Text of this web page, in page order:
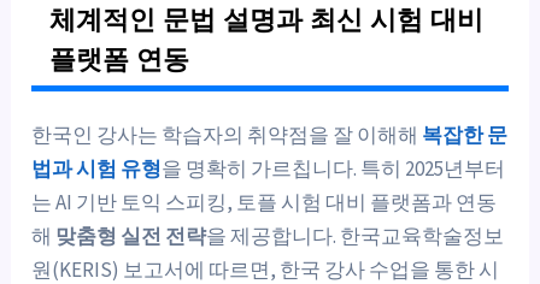
체계적인 문법 설명과 최신 시험 대비
플랫폼 연동
한국인 강사는 학습자의 취약점을 잘 이해해 복잡한 문
법과 시험 유형을 명확히 가르칩니다. 특히 2025년부터
는 AI 기반 토익 스피킹, 토플 시험 대비 플랫폼과 연동
해 맞춤형 실전 전략을 제공합니다. 한국교육학술정보
원(KERIS) 보고서에 따르면, 한국 강사 수업을 통한 시